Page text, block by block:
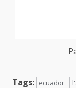
Tags: ecuador